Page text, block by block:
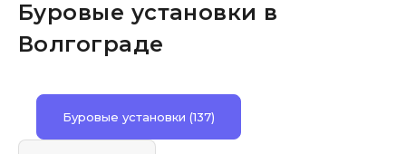
Буровые установки в
Волгограде
Буровые установки(137)